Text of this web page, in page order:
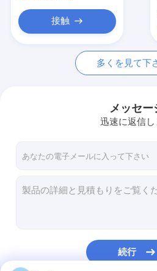
私達に連絡しなさい
引用を要求しなさい
磁気ポリマー ビード
磁気アガロースのビード
磁気ビード蛋白質の浄化
接触
多くを見て下
メッセー
迅速に返信し
続行